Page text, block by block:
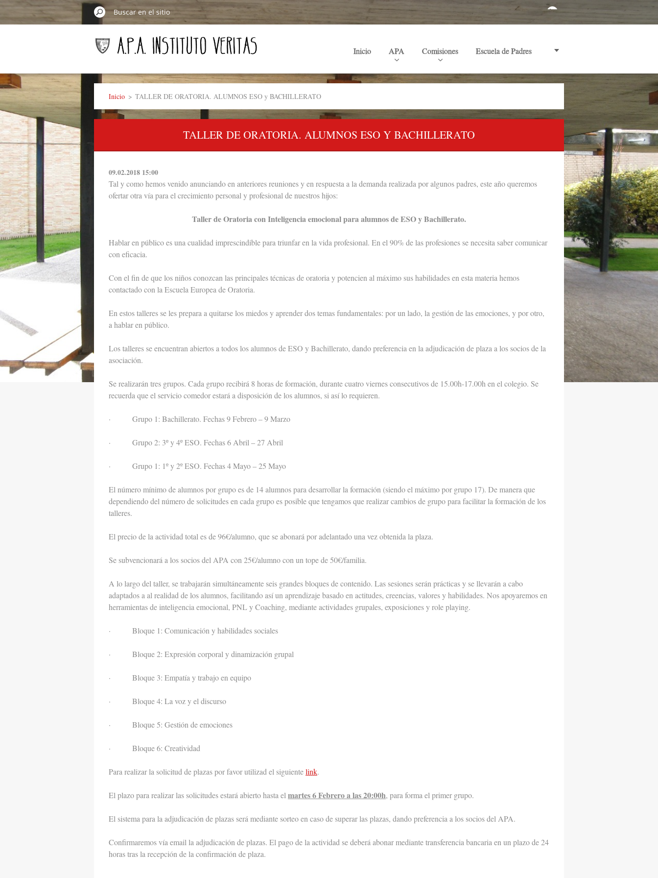
Inicio APA Comisiones Escuela de Padres
Inicio > TALLER DE ORATORIA. ALUMNOS ESO y BACHILLERATO
TALLER DE ORATORIA. ALUMNOS ESO Y BACHILLERATO
09.02.2018 15:00
Tal y como hemos venido anunciando en anteriores reuniones y en respuesta a la demanda realizada por algunos padres, este año queremos
ofertar otra vía para el crecimiento personal y profesional de nuestros hijos:
Taller de Oratoria con Inteligencia emocional para alumnos de ESO y Bachillerato.
Hablar en público es una cualidad imprescindible para triunfar en la vida profesional. En el 90% de las profesiones se necesita saber comunicar
con eficacia.
Con el fin de que los niños conozcan las principales técnicas de oratoria y potencien al máximo sus habilidades en esta materia hemos
contactado con la Escuela Europea de Oratoria.
En estos talleres se les prepara a quitarse los miedos y aprender dos temas fundamentales: por un lado, la gestión de las emociones, y por otro,
a hablar en público.
Los talleres se encuentran abiertos a todos los alumnos de ESO y Bachillerato, dando preferencia en la adjudicación de plaza a los socios de la
asociación.
Se realizarán tres grupos. Cada grupo recibirá 8 horas de formación, durante cuatro viernes consecutivos de 15.00h-17.00h en el colegio. Se
recuerda que el servicio comedor estará a disposición de los alumnos, si así lo requieren.
· Grupo 1: Bachillerato. Fechas 9 Febrero – 9 Marzo
· Grupo 2: 3º y 4º ESO. Fechas 6 Abril – 27 Abril
· Grupo 1: 1º y 2º ESO. Fechas 4 Mayo – 25 Mayo
El número mínimo de alumnos por grupo es de 14 alumnos para desarrollar la formación (siendo el máximo por grupo 17). De manera que
dependiendo del número de solicitudes en cada grupo es posible que tengamos que realizar cambios de grupo para facilitar la formación de los
talleres.
El precio de la actividad total es de 96€/alumno, que se abonará por adelantado una vez obtenida la plaza.
Se subvencionará a los socios del APA con 25€/alumno con un tope de 50€/familia.
A lo largo del taller, se trabajarán simultáneamente seis grandes bloques de contenido. Las sesiones serán prácticas y se llevarán a cabo
adaptados a al realidad de los alumnos, facilitando así un aprendizaje basado en actitudes, creencias, valores y habilidades. Nos apoyaremos en
herramientas de inteligencia emocional, PNL y Coaching, mediante actividades grupales, exposiciones y role playing.
· Bloque 1: Comunicación y habilidades sociales
· Bloque 2: Expresión corporal y dinamización grupal
· Bloque 3: Empatía y trabajo en equipo
· Bloque 4: La voz y el discurso
· Bloque 5: Gestión de emociones
· Bloque 6: Creatividad
Para realizar la solicitud de plazas por favor utilizad el siguientelink.
El plazo para realizar las solicitudes estará abierto hasta el martes 6 Febrero a las 20:00h, para forma el primer grupo.
El sistema para la adjudicación de plazas será mediante sorteo en caso de superar las plazas, dando preferencia a los socios del APA.
Confirmaremos vía email la adjudicación de plazas. El pago de la actividad se deberá abonar mediante transferencia bancaria en un plazo de 24
horas tras la recepción de la confirmación de plaza.